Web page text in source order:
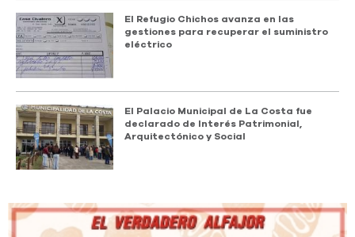
El Refugio Chichos avanza en las
gestiones para recuperar el suministro
eléctrico
El Palacio Municipal de La Costa fue
declarado de Interés Patrimonial,
Arquitectónico y Social